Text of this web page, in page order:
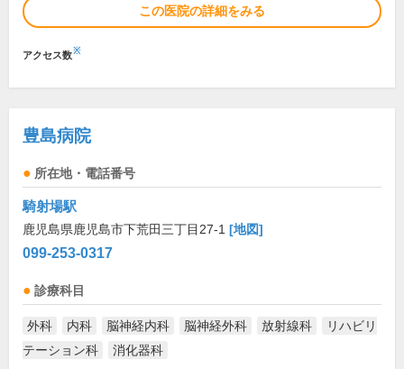
この医院の詳細をみる
アクセス数※
豊島病院
所在地・電話番号
騎射場駅
鹿児島県鹿児島市下荒田三丁目27-1 [地図]
099-253-0317
診療科目
外科 内科 脳神経内科 脳神経外科 放射線科
リハビリ
テーション科
消化器科